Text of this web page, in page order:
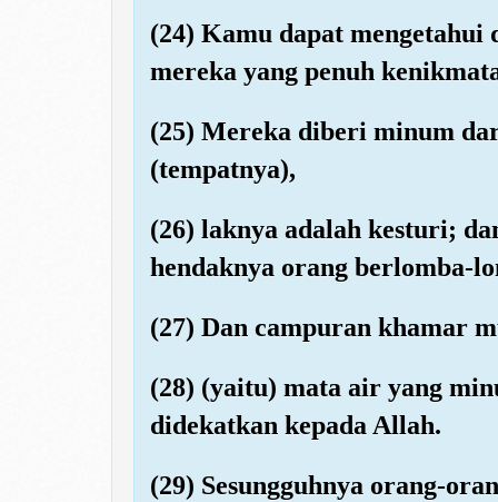
(24) Kamu dapat mengetahui
mereka yang penuh
(25) Mereka diberi minum
(tempatnya),
(26) laknya adalah kesturi;
hendaknya orang berlomba-
(27) Dan campuran khamar
(28) (yaitu) mata air yang
didekatkan kepada Allah.
(29) Sesungguhnya orang-